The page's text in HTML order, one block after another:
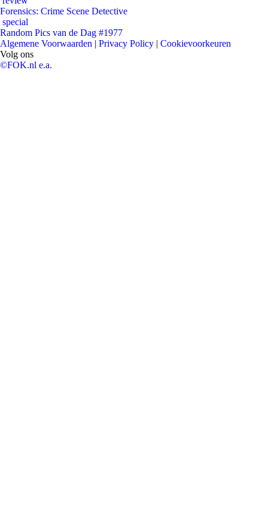
Forensics: Crime Scene Detective
special
Random Pics van de Dag #1977
Algemene Voorwaarden | Privacy Policy | Cookievoorkeuren
Volg ons
©FOK.nl e.a.